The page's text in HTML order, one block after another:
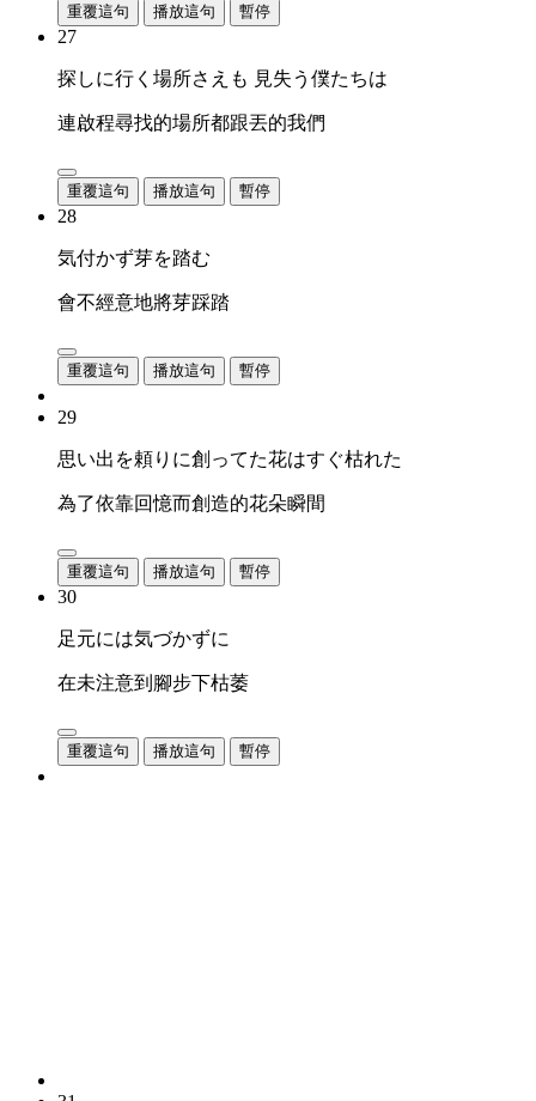
重覆這句 播放這句 暫停
27
探しに行く場所さえも 見失う僕たちは
連啟程尋找的場所都跟丟的我們
重覆這句 播放這句 暫停
28
気付かず芽を踏む
會不經意地將芽踩踏
重覆這句 播放這句 暫停
29
思い出を頼りに創ってた花はすぐ枯れた
為了依靠回憶而創造的花朵瞬間
重覆這句 播放這句 暫停
30
足元には気づかずに
在未注意到腳步下枯萎
重覆這句 播放這句 暫停